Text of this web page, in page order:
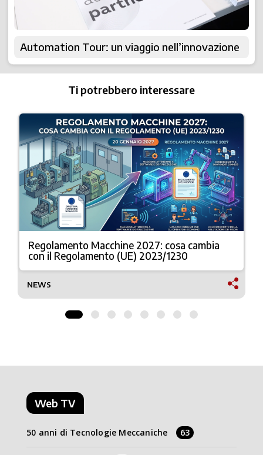
Automation Tour: un viaggio nell’innovazione
Ti potrebbero interessare
Regolamento Macchine 2027: cosa cambia
con il Regolamento (UE) 2023/1230
NEWS
Web TV
50 anni di Tecnologie Meccaniche 63